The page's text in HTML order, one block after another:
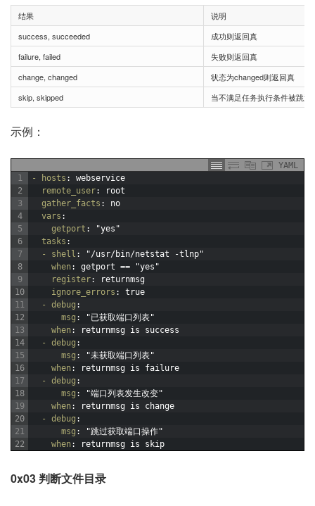
结果
说明
success, succeeded
成功则返回真
failure, failed
失败则返回真
change, changed
状态为changed则返回真
skip, skipped
当不满足任务执行条件被跳过
示例：
YAML
1
2
3
4
5
6
7
8
9
10
11
12
13
14
15
16
17
18
19
20
21
22
- hosts : webservice
remote_user: root
gather_facts : no
vars :
getport : "yes"
tasks :
- shell : "/usr/bin/netstat -tlnp"
when : getport == "yes"
register: returnmsg
ignore_errors : true
- debug :
msg : "已获取端口列表"
when : returnmsg is success
- debug :
msg : "未获取端口列表"
when : returnmsg is failure
- debug :
msg : "端口列表发生改变"
when : returnmsg is change
- debug :
msg : "跳过获取端口操作"
when : returnmsg is skip
0x03 判断文件目录